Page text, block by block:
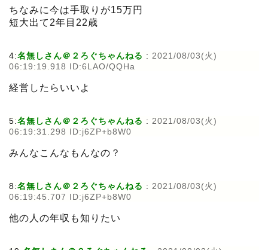
ちなみに今は手取りが15万円
短大出て2年目22歳
4:名無しさん＠２ろぐちゃんねる : 2021/08/03(火)
06:19:19.918 ID:6LAO/QQHa
経営したらいいよ
5:名無しさん＠２ろぐちゃんねる : 2021/08/03(火)
06:19:31.298 ID:j6ZP+b8W0
みんなこんなもんなの？
8:名無しさん＠２ろぐちゃんねる : 2021/08/03(火)
06:19:45.707 ID:j6ZP+b8W0
他の人の年収も知りたい